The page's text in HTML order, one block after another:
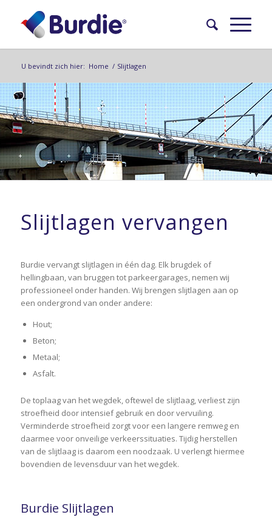
U bevindt zich hier: Home / Slijtlagen
Slijtlagen vervangen
Burdie vervangt slijtlagen in één dag. Elk brugdek of
hellingbaan, van bruggen tot parkeergarages, nemen wij
professioneel onder handen. Wij brengen slijtlagen aan op
een ondergrond van onder andere:
Hout;
Beton;
Metaal;
Asfalt.
De toplaag van het wegdek, oftewel de slijtlaag, verliest zijn
stroefheid door intensief gebruik en door vervuiling.
Verminderde stroefheid zorgt voor een langere remweg en
daarmee voor onveilige verkeerssituaties. Tijdig herstellen
van de slijtlaag is daarom een noodzaak. U verlengt hiermee
bovendien de levensduur van het wegdek.
Burdie Slijtlagen